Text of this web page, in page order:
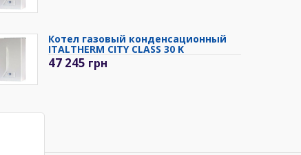
Котел газовый конденсационный
ITALTHERM CITY CLASS 30 K
47 245 грн